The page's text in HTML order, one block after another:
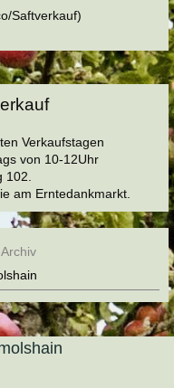
Saftverkauf)
Verkaufstagen
von 10-12Uhr
102.
am Erntedankmarkt.